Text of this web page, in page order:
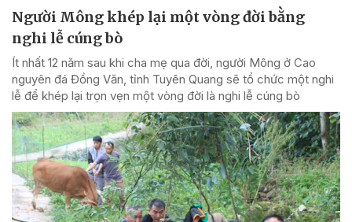
Người Mông khép lại một vòng đời bằng
nghi lễ cúng bò
Ít nhất 12 năm sau khi cha mẹ qua đời, người Mông ở Cao
nguyên đá Đồng Văn, tỉnh Tuyên Quang sẽ tổ chức một nghi
lễ để khép lại trọn vẹn một vòng đời là nghi lễ cúng bò